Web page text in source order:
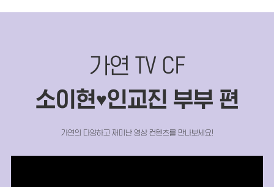
가연 TV CF
소이현♥인교진 부부 편
가연의 다양하고 재미난 영상 컨텐츠를 만나보세요!